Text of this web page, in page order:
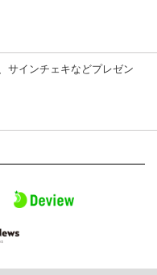
サインチェキなどプレゼン